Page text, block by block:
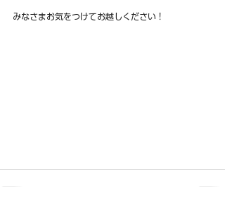
みなさまお気をつけてお越しください！